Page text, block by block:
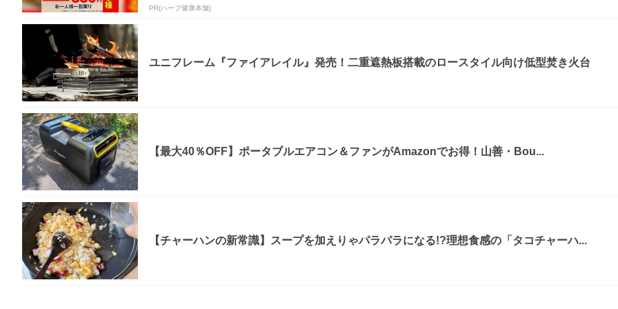
PR(ハーブ健康本舗)
ユニフレーム『ファイアレイル』発売！二重遮熱板搭載のロースタイル向け低型焚き火台
【最大40％OFF】ポータブルエアコン＆ファンがAmazonでお得！山善・Bou...
【チャーハンの新常識】スープを加えりゃパラパラになる!?理想食感の「タコチャーハ...